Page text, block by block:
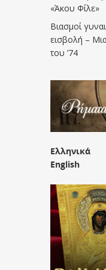
«Άκου Φίλε»
Βιασμοί
εισβολή –
του ’74
Ελληνικά
English